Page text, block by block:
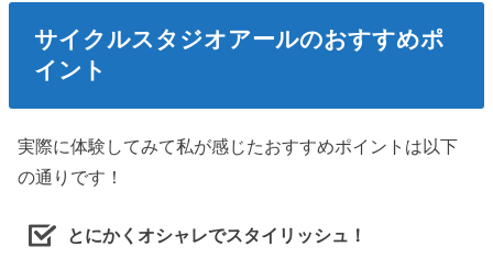
サイクルスタジオアールのおすすめポ
イント
実際に体験してみて私が感じたおすすめポイントは以下
の通りです！
とにかくオシャレでスタイリッシュ！